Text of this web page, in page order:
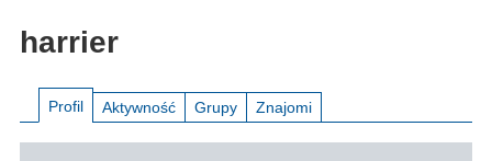
harrier
Profil Aktywność Grupy Znajomi